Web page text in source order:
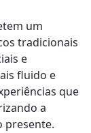
um
tradicionais
e
fluido e
que
a
presente.